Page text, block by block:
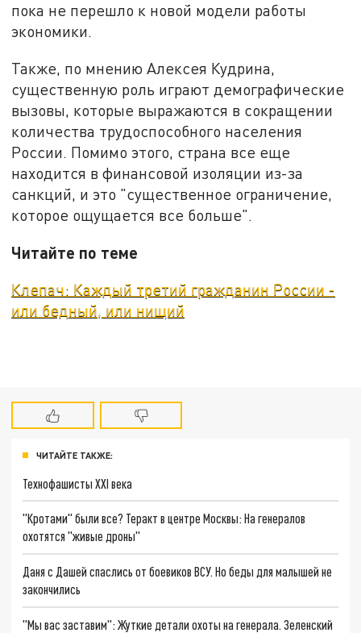
пока не перешло к новой модели работы
экономики.
Также, по мнению Алексея Кудрина,
существенную роль играют демографические
вызовы, которые выражаются в сокращении
количества трудоспособного населения
России. Помимо этого, страна все еще
находится в финансовой изоляции из-за
санкций, и это "существенное ограничение,
которое ощущается все больше".
Читайте по теме
Клепач: Каждый третий гражданин России -
или бедный, или нищий
ЧИТАЙТЕ ТАКЖЕ:
Технофашисты XXI века
"Кротами" были все? Теракт в центре Москвы: На генералов
охотятся "живые дроны"
Даня с Дашей спаслись от боевиков ВСУ. Но беды для малышей не
закончились
"Мы вас заставим": Жуткие детали охоты на генерала. Зеленский